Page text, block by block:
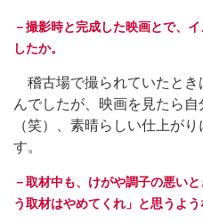
－撮影時と完成した映画とで、
したか。
稽古場で撮られていたとき
んでしたが、映画を見たら
（笑）、素晴らしい仕上が
す。
－取材中も、けがや調子の悪い
う取材はやめてくれ」と思うよ